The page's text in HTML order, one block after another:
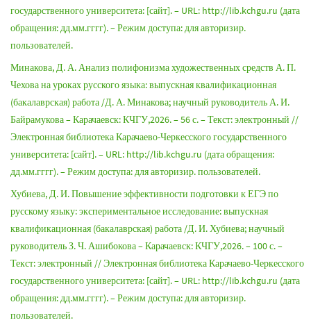
государственного университета: [сайт]. – URL: http://lib.kchgu.ru (дата
обращения: дд.мм.гггг). – Режим доступа: для авторизир.
пользователей.
Минакова, Д. А. Анализ полифонизма художественных средств А. П.
Чехова на уроках русского языка: выпускная квалификационная
(бакалаврская) работа /Д. А. Минакова; научный руководитель А. И.
Байрамукова – Карачаевск: КЧГУ,2026. – 56 с. – Текст: электронный //
Электронная библиотека Карачаево-Черкесского государственного
университета: [сайт]. – URL: http://lib.kchgu.ru (дата обращения:
дд.мм.гггг). – Режим доступа: для авторизир. пользователей.
Хубиева, Д. И. Повышение эффективности подготовки к ЕГЭ по
русскому языку: экспериментальное исследование: выпускная
квалификационная (бакалаврская) работа /Д. И. Хубиева; научный
руководитель З. Ч. Ашибокова – Карачаевск: КЧГУ,2026. – 100 с. –
Текст: электронный // Электронная библиотека Карачаево-Черкесского
государственного университета: [сайт]. – URL: http://lib.kchgu.ru (дата
обращения: дд.мм.гггг). – Режим доступа: для авторизир.
пользователей.